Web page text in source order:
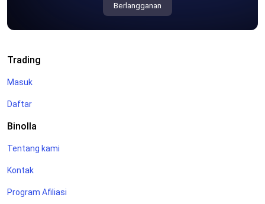
Berlangganan
Trading
Masuk
Daftar
Binolla
Tentang kami
Kontak
Program Afiliasi